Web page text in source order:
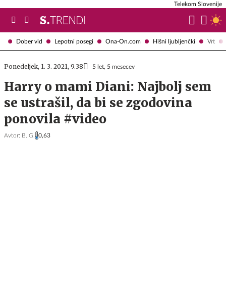
Dober vid Lepotni posegi Ona-On.com Hišni ljubljenčki Vrt
Telekom Slovenije
Ponedeljek, 1. 3. 2021, 9.38 5 let, 5 mesecev
Harry o mami Diani: Najbolj sem
se ustrašil, da bi se zgodovina
ponovila #video
Avtor: B. G. 0,63